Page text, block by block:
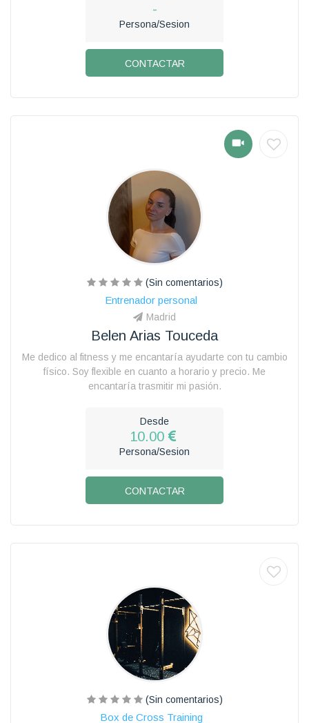
-
Persona/Sesion
CONTACTAR
(Sin comentarios)
Entrenador personal
Madrid
Belen Arias Touceda
Me dedico al fitness y me encantaría ayudarte con tu cambio
físico. Soy flexible en cuanto a horario y precio. Me
encantaría trasmitir mi pasión.
Desde
10.00
Persona/Sesion
CONTACTAR
(Sin comentarios)
Box de Cross Training